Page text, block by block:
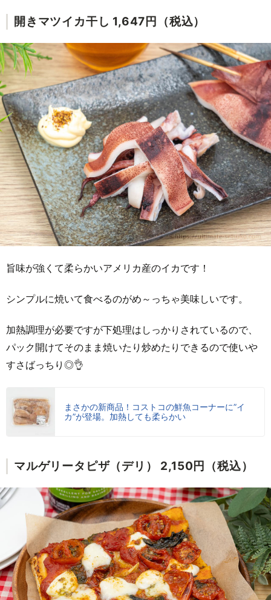
開きマツイカ干し 1,647円（税込）
旨味が強くて柔らかいアメリカ産のイカです！
シンプルに焼いて食べるのがめ～っちゃ美味しいです。
加熱調理が必要ですが下処理はしっかりされているので、
パック開けてそのまま焼いたり炒めたりできるので使いや
すさばっちり◎👌
まさかの新商品！コストコの鮮魚コーナーに”イ
カ”が登場。加熱しても柔らかい
マルゲリータピザ（デリ） 2,150円（税込）